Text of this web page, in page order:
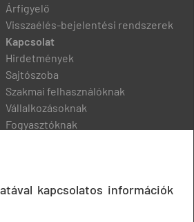
Árfigyelő
Visszaélés-bejelentési rendszerek
Kapcsolat
Hirdetmények
Sajtószoba
Szakmai felhasználóknak
Vállalkozásoknak
Fogyasztóknak
kapcsolatos információk